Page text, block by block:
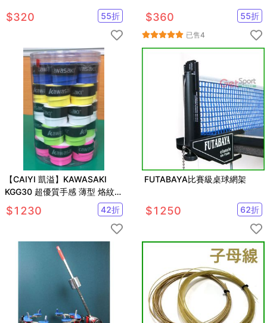
$320 55折 $360 55折
已售4
【CAIYI 凱溢】KAWASAKI
KGG30 超優質手感 薄型 烙紋握
把布- 一桶(30顆)
$1230 42折
FUTABAYA比賽級桌球網架
$1250 62折